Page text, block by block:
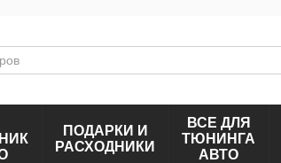
ПОДАРКИ И
РАСХОДНИКИ
ВСЕ ДЛЯ
ТЮНИНГА
АВТО